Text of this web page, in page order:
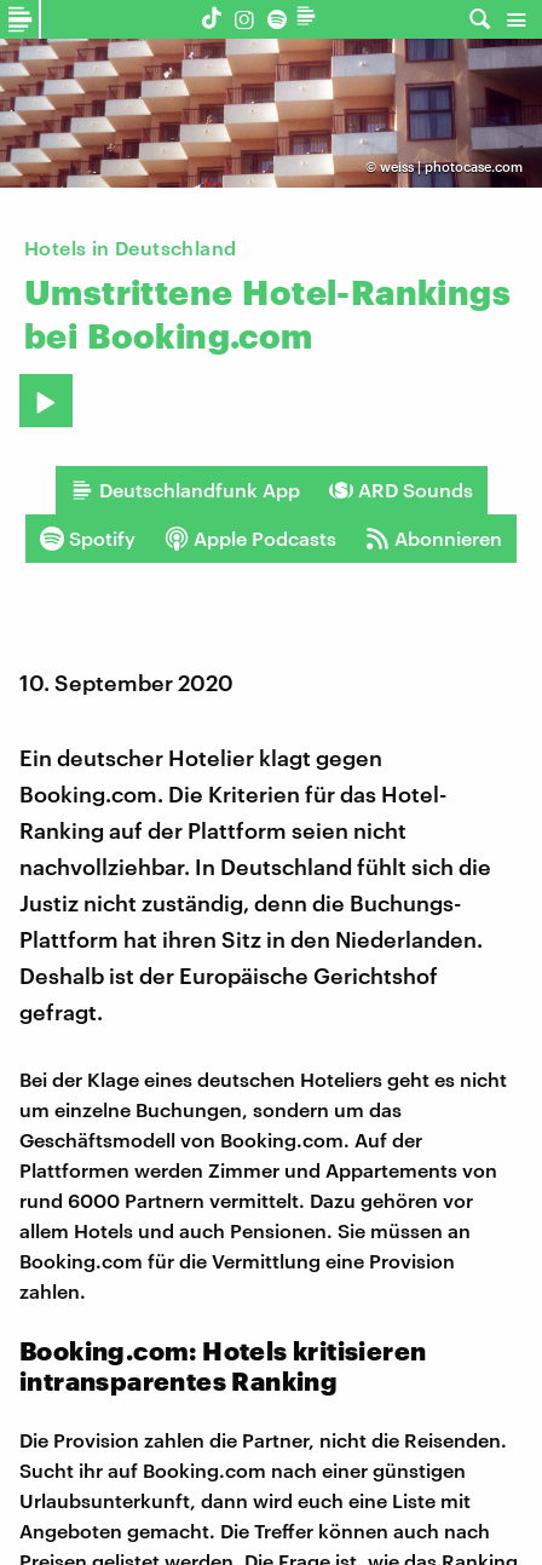
©weiss | photocase.com
Hotels in Deutschland
Umstrittene Hotel-Rankings
bei Booking.com
Deutschlandfunk App ARD Sounds
Spotify Apple Podcasts Abonnieren
10. September 2020
Ein deutscher Hotelier klagt gegen
Booking.com. Die Kriterien für das Hotel-
Ranking auf der Plattform seien nicht
nachvollziehbar. In Deutschland fühlt sich die
Justiz nicht zuständig, denn die Buchungs-
Plattform hat ihren Sitz in den Niederlanden.
Deshalb ist der Europäische Gerichtshof
gefragt.
Bei der Klage eines deutschen Hoteliers geht es nicht
um einzelne Buchungen, sondern um das
Geschäftsmodell von Booking.com. Auf der
Plattformen werden Zimmer und Appartements von
rund 6000 Partnern vermittelt. Dazu gehören vor
allem Hotels und auch Pensionen. Sie müssen an
Booking.com für die Vermittlung eine Provision
zahlen.
Booking.com: Hotels kritisieren
intransparentes Ranking
Die Provision zahlen die Partner, nicht die Reisenden.
Sucht ihr auf Booking.com nach einer günstigen
Urlaubsunterkunft, dann wird euch eine Liste mit
Angeboten gemacht. Die Treffer können auch nach